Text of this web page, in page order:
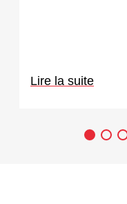
Lire la suite